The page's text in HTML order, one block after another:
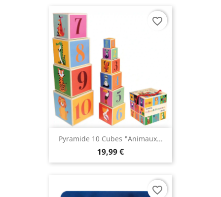
Pyramide 10 Cubes "Animaux...
19,99 €
favorite_border
favorite_border